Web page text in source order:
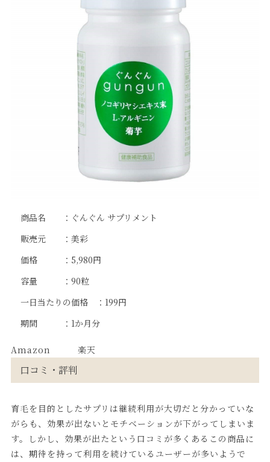
商品名 ：ぐんぐん サプリメント
販売元 ：美彩
価格 ：5,980円
容量 ：90粒
一日当たりの価格 ：199円
期間 ：1か月分
Amazon 楽天
口コミ・評判
育毛を目的としたサプリは継続利用が大切だと分かっていな
がらも、効果が出ないとモチベーションが下がってしまいま
す。しかし、効果が出たという口コミが多くあるこの商品に
は、期待を持って利用を続けているユーザーが多いようで